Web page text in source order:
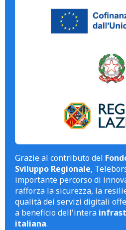
Grazie al contributo del
Sviluppo Regionale,
importante percorso di
rafforza la sicurezza, la
qualità dei servizi digitali
a beneficio dell'intera
italiana.